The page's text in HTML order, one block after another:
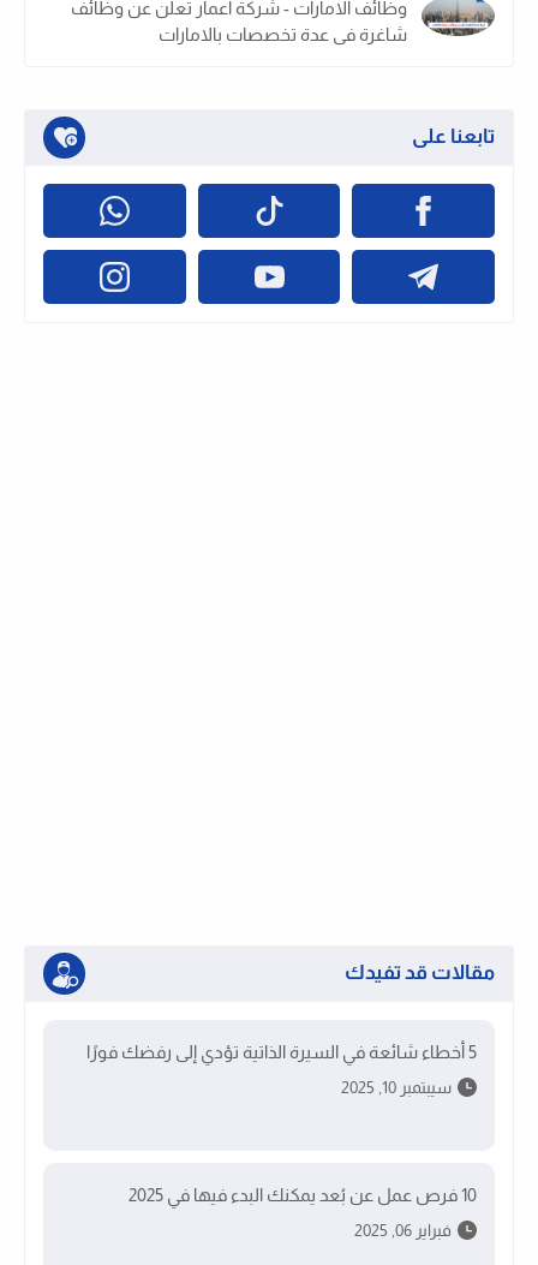
وظائف الامارات - شركة اعمار تعلن عن وظائف
شاغرة فى عدة تخصصات بالامارات
تابعنا على
مقالات قد تفيدك
5 أخطاء شائعة في السيرة الذاتية تؤدي إلى رفضك فورًا
سيبتمبر 10, 2025
10 فرص عمل عن بُعد يمكنك البدء فيها في 2025
فبراير 06, 2025